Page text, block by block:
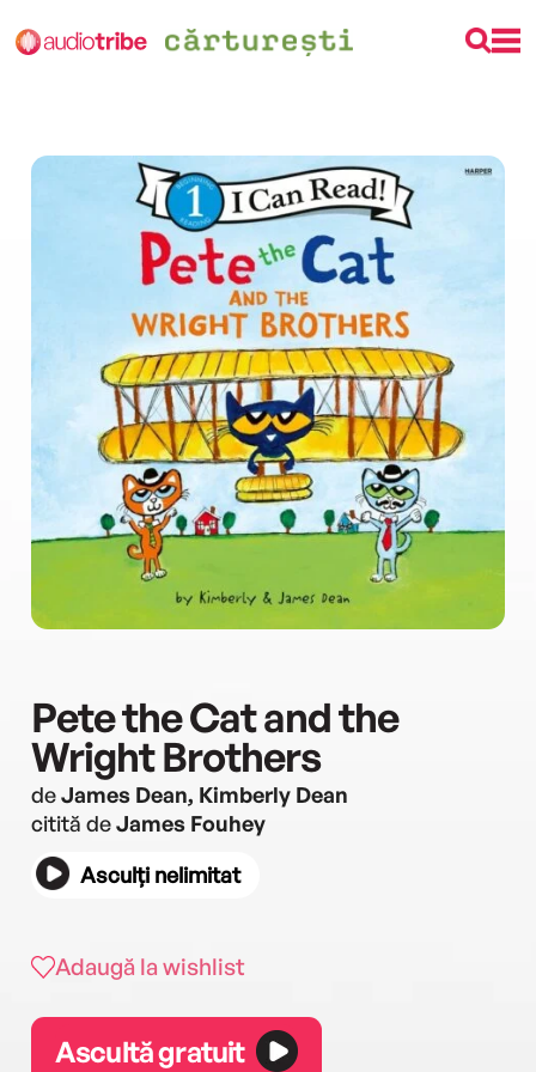
Pete the Cat and the
Wright Brothers
deJames Dean, Kimberly Dean
citită deJames Fouhey
Asculți nelimitat
Adaugă la wishlist
Ascultă gratuit